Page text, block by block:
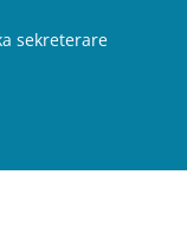
sekreterare